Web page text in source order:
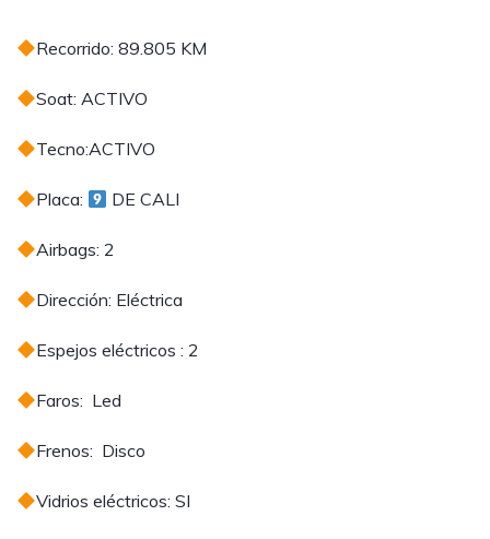
Recorrido: 89.805 KM
Soat: ACTIVO
Tecno:ACTIVO
Placa: DE CALI
Airbags: 2
Dirección: Eléctrica
Espejos eléctricos : 2
Faros: Led
Frenos: Disco
Vidrios eléctricos: SI